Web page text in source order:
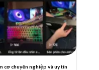
cơ chuyên nghiệp và uy tín